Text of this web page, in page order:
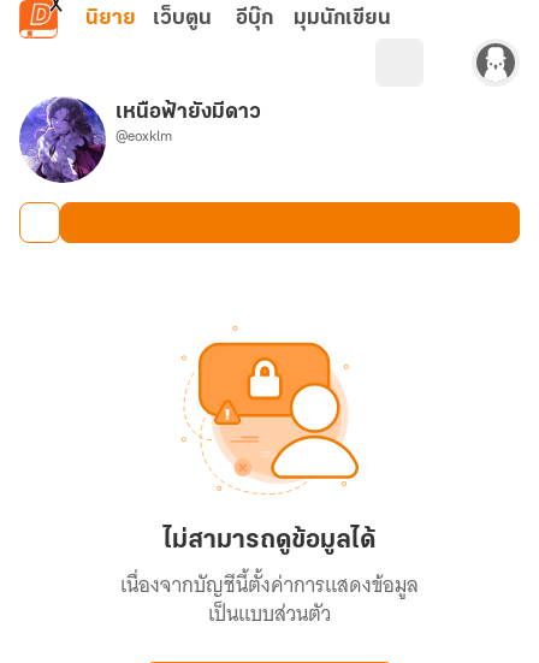
ข้ามไปยังเนื้อหาหลัก
นิยาย เว็บตูน อีบุ๊ก มุมนักเขียน
เหนือฟ้ายังมีดาว
@eoxklm
ไม่สามารถดูข้อมูลได้
เนื่องจากบัญชีนี้ตั้งค่าการแสดงข้อมูล
เป็นแบบส่วนตัว